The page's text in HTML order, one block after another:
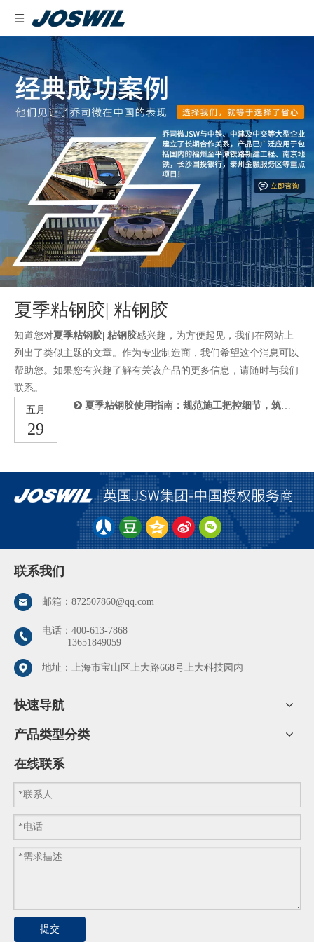
夏季粘钢胶| 粘钢胶
知道您对夏季粘钢胶| 粘钢胶感兴趣，为方便起见，我们在网站上
列出了类似主题的文章。作为专业制造商，我们希望这个消息可以
帮助您。如果您有兴趣了解有关该产品的更多信息，请随时与我们
联系。
五月
29
夏季粘钢胶使用指南：规范施工把控细节，筑牢建筑加固品质防线
联系我们
邮箱： 872507860@qq.com
电话： 400-613-7868
13651849059
地址：上海市宝山区上大路668号上大科技园内
快速导航
产品类型分类
在线联系
提交